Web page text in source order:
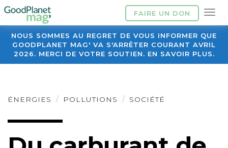
FAIRE UN DON
NOUS SOMMES AU REGRET DE VOUS INFORMER QUE
GOODPLANET MAG' VA S'ARRÊTER COURANT AVRIL
2026. MERCI DE VOTRE SOUTIEN. EN SAVOIR PLUS.
ÉNERGIES POLLUTIONS SOCIÉTÉ